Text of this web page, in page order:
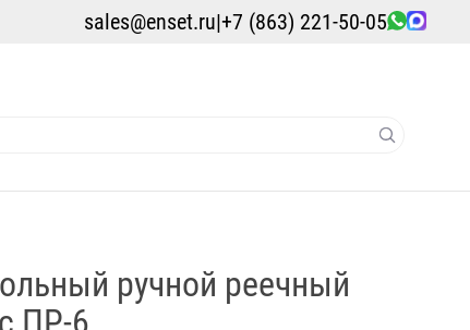
sales@enset.ru|+7 (863) 221-50-05
ручной реечный